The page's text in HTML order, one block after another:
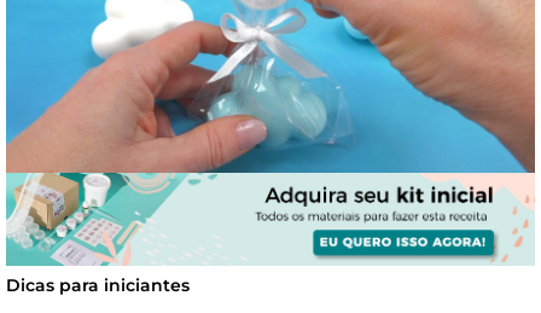
Dicas para iniciantes